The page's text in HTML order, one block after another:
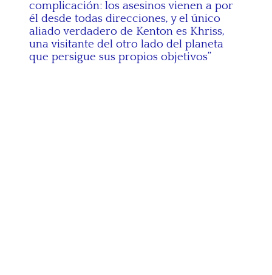
complicación: los asesinos vienen a por
él desde todas direcciones, y el único
aliado verdadero de Kenton es Khriss,
una visitante del otro lado del planeta
que persigue sus propios objetivos”